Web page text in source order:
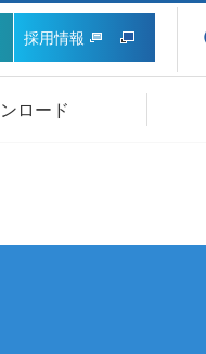
採用情報
ロード